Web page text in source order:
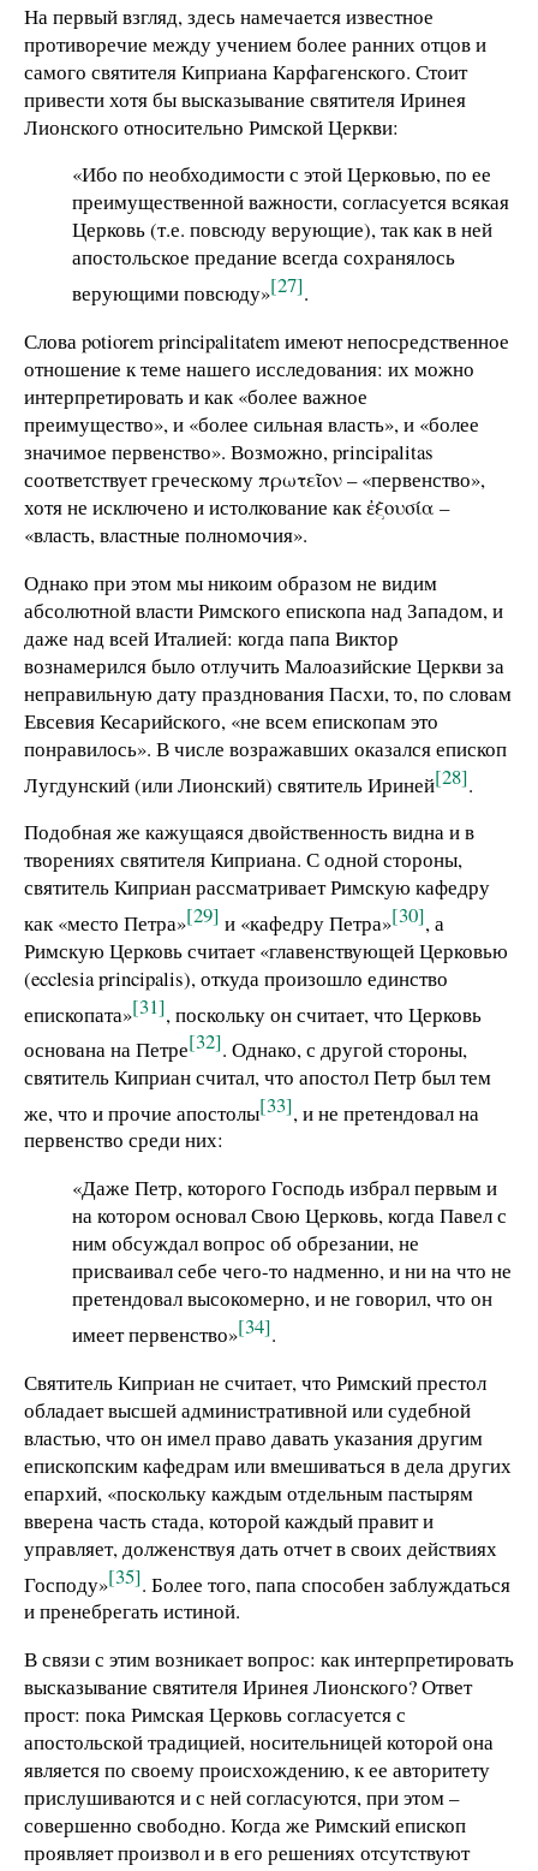
На первый взгляд, здесь намечается известное
противоречие между учением более ранних отцов и
самого святителя Киприана Карфагенского. Стоит
привести хотя бы высказывание святителя Иринея
Лионского относительно Римской Церкви:
«Ибо по необходимости с этой Церковью, по ее
преимущественной важности, согласуется всякая
Церковь (т.е. повсюду верующие), так как в ней
апостольское предание всегда сохранялось
верующими повсюду»[27].
Слова potiorem principalitatem имеют непосредственное
отношение к теме нашего исследования: их можно
интерпретировать и как «более важное
преимущество», и «более сильная власть», и «более
значимое первенство». Возможно, prinсipalitas
соответствует греческому πρωτεῖον – «первенство»,
хотя не исключено и истолкование как ἐξουσία –
«власть, властные полномочия».
Однако при этом мы никоим образом не видим
абсолютной власти Римского епископа над Западом, и
даже над всей Италией: когда папа Виктор
вознамерился было отлучить Малоазийские Церкви за
неправильную дату празднования Пасхи, то, по словам
Евсевия Кесарийского, «не всем епископам это
понравилось». В числе возражавших оказался епископ
Лугдунский (или Лионский) святитель Ириней[28].
Подобная же кажущаяся двойственность видна и в
творениях святителя Киприана. С одной стороны,
святитель Киприан рассматривает Римскую кафедру
как «место Петра»[29] и «кафедру Петра»[30], а
Римскую Церковь считает «главенствующей Церковью
(ecclesia principalis), откуда произошло единство
епископата»[31], поскольку он считает, что Церковь
основана на Петре[32]. Однако, с другой стороны,
святитель Киприан считал, что апостол Петр был тем
же, что и прочие апостолы[33], и не претендовал на
первенство среди них:
«Даже Петр, которого Господь избрал первым и
на котором основал Свою Церковь, когда Павел с
ним обсуждал вопрос об обрезании, не
присваивал себе чего-то надменно, и ни на что не
претендовал высокомерно, и не говорил, что он
имеет первенство»[34].
Святитель Киприан не считает, что Римский престол
обладает высшей административной или судебной
властью, что он имел право давать указания другим
епископским кафедрам или вмешиваться в дела других
епархий, «поскольку каждым отдельным пастырям
вверена часть стада, которой каждый правит и
управляет, долженствуя дать отчет в своих действиях
Господу»[35]. Более того, папа способен заблуждаться
и пренебрегать истиной.
В связи с этим возникает вопрос: как интерпретировать
высказывание святителя Иринея Лионского? Ответ
прост: пока Римская Церковь согласуется с
апостольской традицией, носительницей которой она
является по своему происхождению, к ее авторитету
прислушиваются и с ней согласуются, при этом –
совершенно свободно. Когда же Римский епископ
проявляет произвол и в его решениях отсутствуют